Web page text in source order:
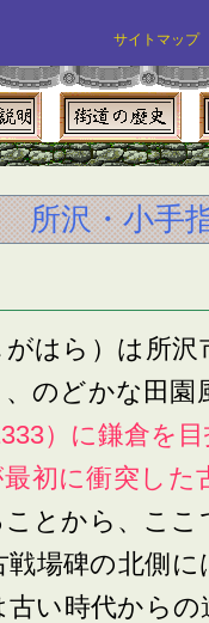
サイトマップ
所沢・小手
はら）は所
のどかな田
）に鎌倉を
初に衝突した
とから、こ
場碑の北側
い時代から